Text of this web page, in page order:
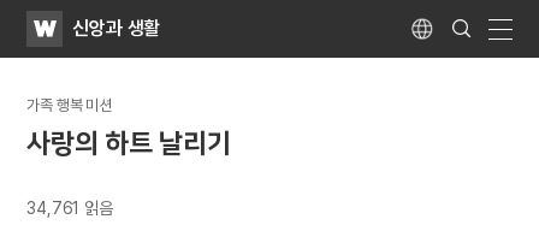
WATV신앙과 생활 Language
Search
Submit
가족 행복 미션
사랑의 하트 날리기
34,761 읽음